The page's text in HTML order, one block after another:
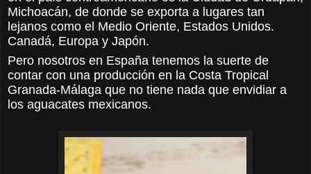
Michoacán, de donde se exporta a lugares tan
lejanos como el Medio Oriente, Estados Unidos.
Canadá, Europa y Japón.
Pero nosotros en España tenemos la suerte de
contar con una producción en la Costa Tropical
Granada-Málaga que no tiene nada que envidiar a
los aguacates mexicanos.